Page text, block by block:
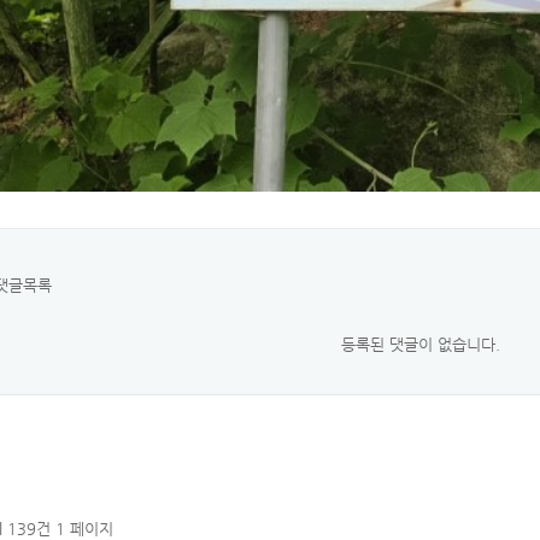
글목록
등록된 댓글이 없습니다.
139건 1 페이지